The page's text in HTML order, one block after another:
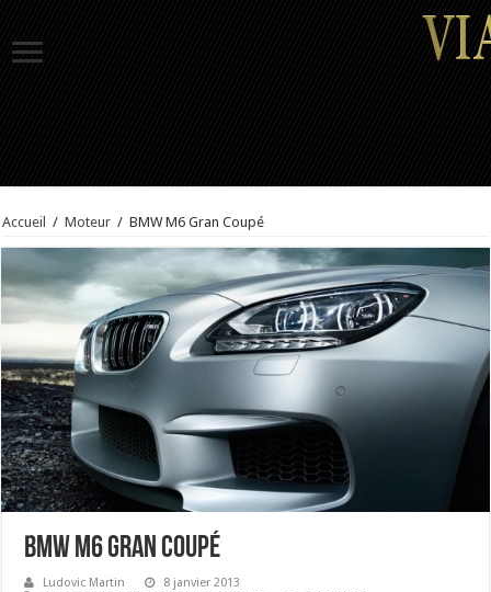
Accueil / Moteur / BMW M6 Gran Coupé
BMW M6 Gran Coupé
Ludovic Martin
8 janvier 2013